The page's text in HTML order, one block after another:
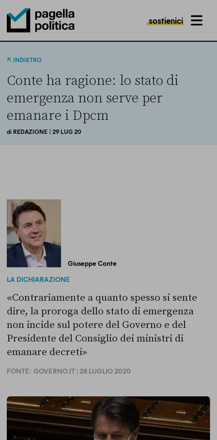
Pagella Politica Logo
sostienici MENU
INDIETRO
Conte ha ragione: lo stato di
emergenza non serve per
emanare i Dpcm
di REDAZIONE | 29 LUG 20
Giuseppe Conte
LA DICHIARAZIONE
«Contrariamente a quanto spesso si sente
dire, la proroga dello stato di emergenza
non incide sul potere del Governo e del
Presidente del Consiglio dei ministri di
emanare decreti»
FONTE: GOVERNO.IT | 28 LUGLIO 2020